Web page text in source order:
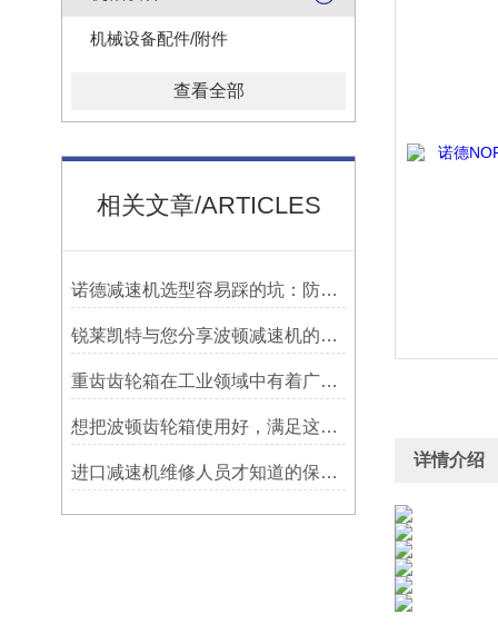
机械设备配件/附件
查看全部
相关文章/ARTICLES
诺德减速机选型容易踩的坑：防水等级选低了，户外用半年就废
锐莱凯特与您分享波顿减速机的具体使用要求
重齿齿轮箱在工业领域中有着广泛应用
想把波顿齿轮箱使用好，满足这几个小条件就够了
进口减速机维修人员才知道的保养方法，分享给大家
详情介绍